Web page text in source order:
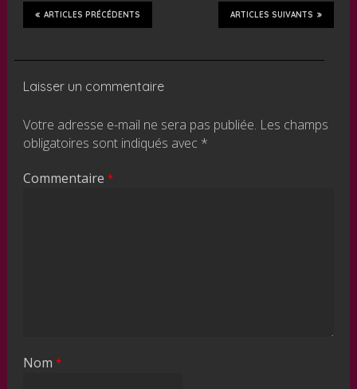
ARTICLES SUIVANTS
ARTICLES PRÉCÉDENTS
Laisser un commentaire
Votre adresse e-mail ne sera pas publiée. Les champs
obligatoires sont indiqués avec *
Commentaire*
Nom*